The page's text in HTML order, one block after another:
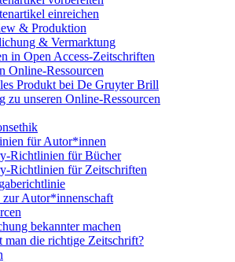
einreichen
& Produktion
& Vermarktung
in Open Access-Zeitschriften
Online-Ressourcen
Produkt bei De Gruyter Brill
zu unseren Online-Ressourcen
für Autor*innen
Richtlinien für Bücher
Richtlinien für Zeitschriften
Autor*innenschaft
bekannter machen
man die richtige Zeitschrift?